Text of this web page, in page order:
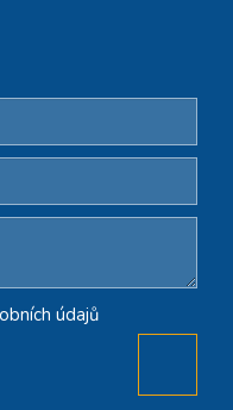
údajů